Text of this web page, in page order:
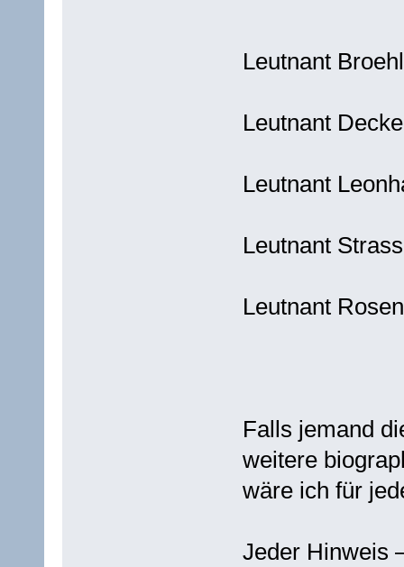
Leutnant
Leutnant
Leutnant
Leutnant
Leutnant
Falls jemand
weitere
wäre ich für
Jeder Hinweis